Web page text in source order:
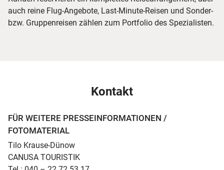
auch reine Flug-Angebote, Last-Minute-Reisen und Sonder-
bzw. Gruppenreisen zählen zum Portfolio des Spezialisten.
Kontakt
FÜR WEITERE PRESSEINFORMATIONEN /
FOTOMATERIAL
Tilo Krause-Dünow
CANUSA TOURISTIK